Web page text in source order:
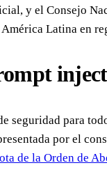
y el Consejo
Latina en
seguridad para
por el
de la Orden de